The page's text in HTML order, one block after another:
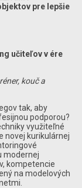
pre lepšie
učiteľov v ére
kouč a
tak, aby
podporou?
využiteľné
novej kurikulárnej
modernej
kompetencie
na modelových